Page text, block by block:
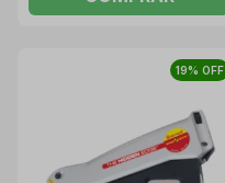
19% OFF